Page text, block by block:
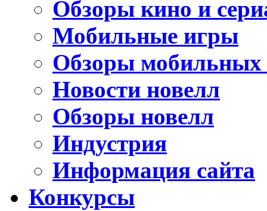
Обзоры кино и
Мобильные игры
Обзоры мобильных
Новости новелл
Обзоры новелл
Индустрия
Информация сайта
Конкурсы